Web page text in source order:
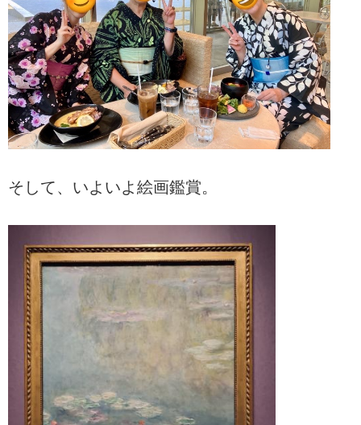
そして、いよいよ絵画鑑賞。